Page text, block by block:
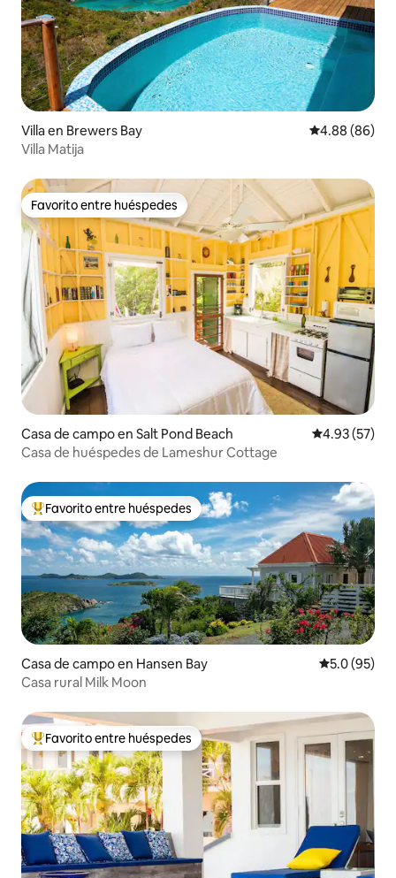
Villa en Brewers Bay Calificación
4.88 (86)
Villa Matija
Favorito entre huéspedes
Favorito entre huéspedes
Casa de campo en Salt Pond Beach Calificación
4.93 (57)
Casa de huéspedes de Lameshur Cottage
Favorito entre huéspedes preferido
Favorito entre huéspedes
Casa de campo en Hansen Bay Calificación
5.0 (95)
Casa rural Milk Moon
Favorito entre huéspedes preferido
Favorito entre huéspedes